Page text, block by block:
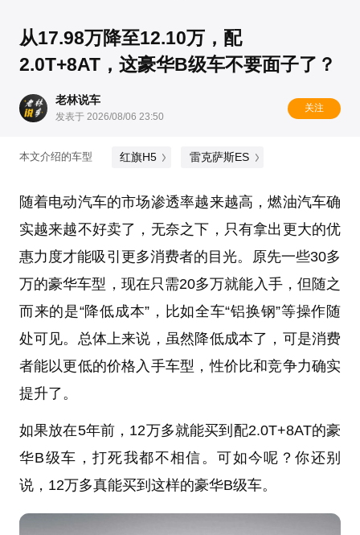
从17.98万降至12.10万，配
2.0T+8AT，这豪华B级车不要面子了？
老林说车
发表于 2026/08/06 23:50
关注
本文介绍的车型 红旗H5 雷克萨斯ES
随着电动汽车的市场渗透率越来越高，燃油汽车确
实越来越不好卖了，无奈之下，只有拿出更大的优
惠力度才能吸引更多消费者的目光。原先一些30多
万的豪华车型，现在只需20多万就能入手，但随之
而来的是“降低成本”，比如全车“铝换钢”等操作随
处可见。总体上来说，虽然降低成本了，可是消费
者能以更低的价格入手车型，性价比和竞争力确实
提升了。
如果放在5年前，12万多就能买到配2.0T+8AT的豪
华B级车，打死我都不相信。可如今呢？你还别
说，12万多真能买到这样的豪华B级车。